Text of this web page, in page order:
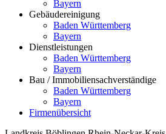
Bayern
Gebäudereinigung
Baden Württemberg
Bayern
Dienstleistungen
Baden Württemberg
Bayern
Bau / Immobiliensachverständige
Baden Württemberg
Bayern
Firmenübersicht